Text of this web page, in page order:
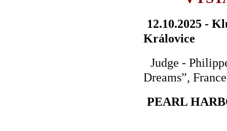
12.10.2025 -
Královice
Judge -
Dreams”,
PEARL